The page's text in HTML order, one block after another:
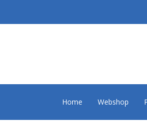
Home Webshop